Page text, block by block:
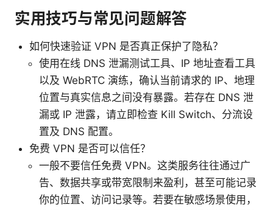
实用技巧与常见问题解答
如何快速验证 VPN 是否真正保护了隐私？
使用在线 DNS 泄漏测试工具、IP 地址查看工具
以及 WebRTC 演练，确认当前请求的 IP、地理
位置与真实信息之间没有暴露。若存在 DNS 泄
漏或 IP 泄露，请立即检查 Kill Switch、分流设
置及 DNS 配置。
免费 VPN 是否可以信任？
一般不要信任免费 VPN。这类服务往往通过广
告、数据共享或带宽限制来盈利，甚至可能记录
你的位置、访问记录等。若要在敏感场景使用，